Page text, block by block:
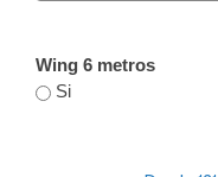
Wing 6 metros
Si